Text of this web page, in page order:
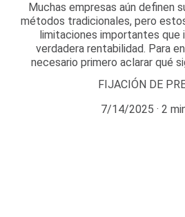
Muchas empresas aún definen
métodos tradicionales, pero
limitaciones importantes que
verdadera rentabilidad. Para
necesario primero aclarar qué
FIJACIÓN DE
7/14/2025
2